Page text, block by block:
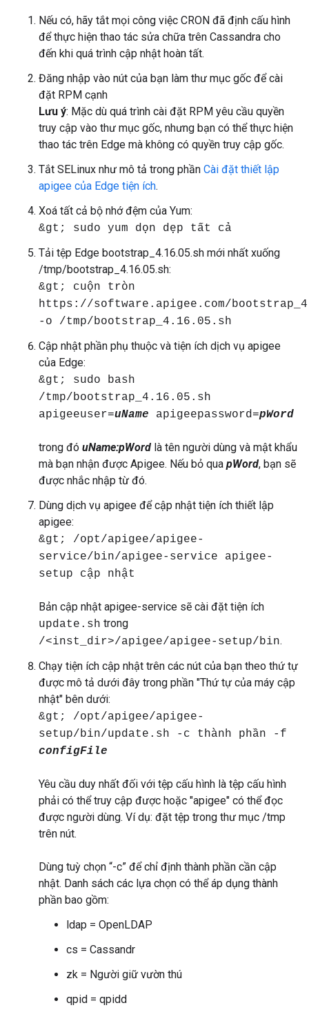
Nếu có, hãy tắt mọi công việc CRON đã định cấu hình
để thực hiện thao tác sửa chữa trên Cassandra cho
đến khi quá trình cập nhật hoàn tất.
Đăng nhập vào nút của bạn làm thư mục gốc để cài
đặt RPM cạnh
Lưu ý: Mặc dù quá trình cài đặt RPM yêu cầu quyền
truy cập vào thư mục gốc, nhưng bạn có thể thực hiện
thao tác trên Edge mà không có quyền truy cập gốc.
Tắt SELinux như mô tả trong phần Cài đặt thiết lập
apigee của Edge tiện ích.
Xoá tất cả bộ nhớ đệm của Yum:
&gt; sudo yum dọn dẹp tất cả
Tải tệp Edge bootstrap_4.16.05.sh mới nhất xuống
/tmp/bootstrap_4.16.05.sh:
&gt; cuộn tròn
https://software.apigee.com/
-o /tmp/bootstrap_4.16.05.sh
Cập nhật phần phụ thuộc và tiện ích dịch vụ apigee
của Edge:
&gt; sudo bash
/tmp/bootstrap_4.16.05.sh
apigeeuser=uName apigeepassword=pWord
trong đó uName:pWord là tên người dùng và mật khẩu
mà bạn nhận được Apigee. Nếu bỏ qua pWord, bạn sẽ
được nhắc nhập từ đó.
Dùng dịch vụ apigee để cập nhật tiện ích thiết lập
apigee:
&gt; /opt/apigee/apigee-
service/bin/apigee-service apigee-
setup cập nhật
Bản cập nhật apigee-service sẽ cài đặt tiện ích
update.sh trong
/<inst_dir>/apigee/apigee-setup/bin.
Chạy tiện ích cập nhật trên các nút của bạn theo thứ tự
được mô tả dưới đây trong phần "Thứ tự của máy cập
nhật" bên dưới:
&gt; /opt/apigee/apigee-
setup/bin/update.sh -c thành phần -f
configFile
Yêu cầu duy nhất đối với tệp cấu hình là tệp cấu hình
phải có thể truy cập được hoặc "apigee" có thể đọc
được người dùng. Ví dụ: đặt tệp trong thư mục /tmp
trên nút.
Dùng tuỳ chọn “-c” để chỉ định thành phần cần cập
nhật. Danh sách các lựa chọn có thể áp dụng thành
phần bao gồm:
ldap = OpenLDAP
cs = Cassandr
zk = Người giữ vườn thú
qpid = qpidd